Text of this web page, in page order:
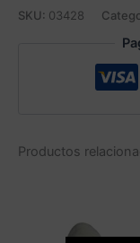
SKU: 03428
Productos